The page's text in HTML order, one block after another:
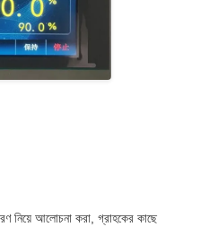
নিয়ে আলোচনা করা, গ্রাহকের কাছে